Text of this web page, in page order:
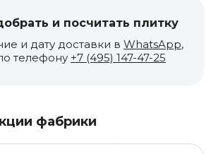
и посчитать плитку
и дату доставки в WhatsApp,
телефону +7 (495) 147-47-25
фабрики